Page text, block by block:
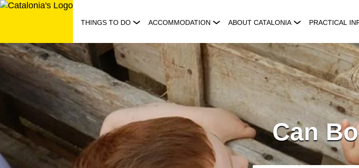
Skip
THINGS TO DO ACCOMMODATION ABOUT CATALONIA PRACTICAL
Can